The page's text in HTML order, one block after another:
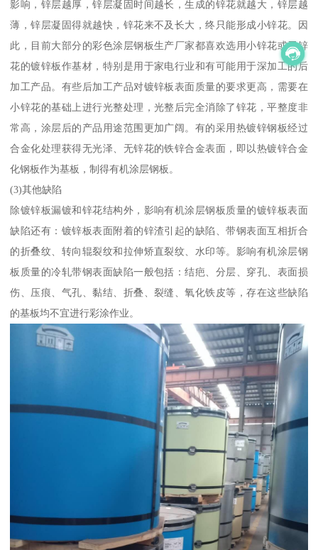
影响，锌层越厚，锌层凝固时间越长，生成的锌花就越大，锌层越
薄，锌层凝固得就越快，锌花来不及长大，终只能形成小锌花。因
此，目前大部分的彩色涂层钢板生产厂家都喜欢选用小锌花或无锌
花的镀锌板作基材，特别是用于家电行业和有可能用于深加工的后
加工产品。有些后加工产品对镀锌板表面质量的要求更高，需要在
小锌花的基础上进行光整处理，光整后完全消除了锌花，平整度非
常高，涂层后的产品用途范围更加广阔。有的采用热镀锌钢板经过
合金化处理获得无光泽、无锌花的铁锌合金表面，即以热镀锌合金
化钢板作为基板，制得有机涂层钢板。
(3)其他缺陷
除镀锌板漏镀和锌花结构外，影响有机涂层钢板质量的镀锌板表面
缺陷还有：镀锌板表面附着的锌渣引起的缺陷、带钢表面互相折合
的折叠纹、转向辊裂纹和拉伸矫直裂纹、水印等。影响有机涂层钢
板质量的冷轧带钢表面缺陷一般包括：结疤、分层、穿孔、表面损
伤、压痕、气孔、黏结、折叠、裂缝、氧化铁皮等，存在这些缺陷
的基板均不宜进行彩涂作业。